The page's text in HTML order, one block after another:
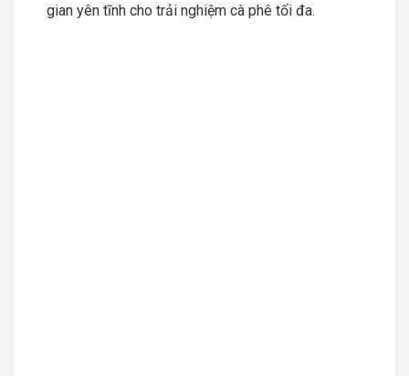
gian yên tĩnh cho trải nghiệm cà phê tối đa.